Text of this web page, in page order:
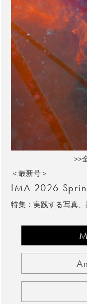
>>
＜最新号＞
IMA 2026
特集：実践する写真